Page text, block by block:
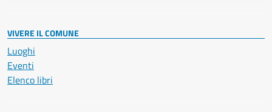
VIVERE IL COMUNE
Luoghi
Eventi
Elenco libri